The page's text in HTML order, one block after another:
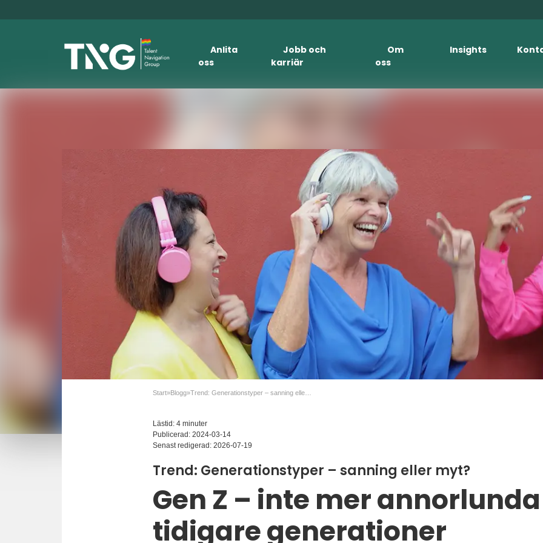
Anlita
oss
Jobb och
karriär
Om
oss
Insights
Start»Blogg»
Lästid: 4 minuter
Publicerad: 2024-03-14
Senast redigerad: 2026-07-19
Trend: Generationstyper – sanning eller myt?
Gen Z – inte mer
tidigare generationer